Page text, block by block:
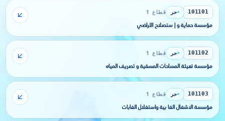
101101 حر قطاع 1
مؤسسة حماية و إ ستصلاح الأراضي
101102 حر قطاع 1
مؤسسة تهيئة المساحات المسقية و تصريف المياه
101103 حر قطاع 1
مؤسسة الاشغال الغا بية واستغلال الغابات